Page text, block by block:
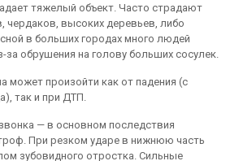
тяжелый объект. Часто страдают
чердаков, высоких деревьев, либо
в больших городах много людей
обрушения на голову больших сосулек.
произойти как от падения (с
так и при ДТП.
— в основном последствия
При резком ударе в нижнюю часть
зубовидного отростка. Сильные